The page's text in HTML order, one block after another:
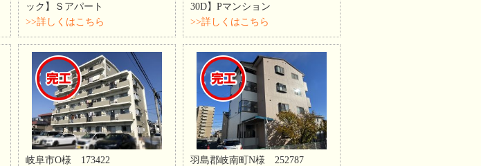
ック】Ｓアパート
>>詳しくはこちら
30D】Pマンション
>>詳しくはこちら
岐阜市O様 173422
羽島郡岐南町N様 252787